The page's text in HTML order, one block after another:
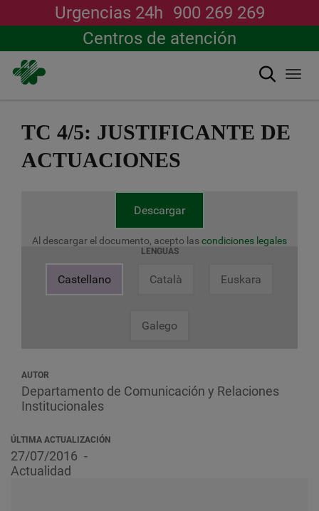
contenido
Urgencias 24h 900 269 269
Centros de atención
Buscar
TC 4/5: JUSTIFICANTE DE
ACTUACIONES
Descargar
Al descargar el documento, acepto lascondiciones legales
LENGUAS
Castellano Català Euskara
Galego
AUTOR
Departamento de Comunicación y Relaciones
Institucionales
ÚLTIMA ACTUALIZACIÓN
27/07/2016
Actualidad